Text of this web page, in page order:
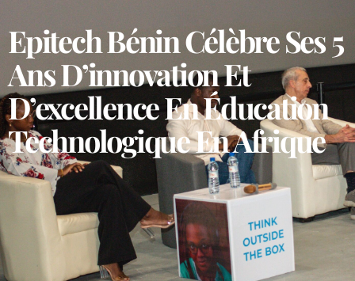
Epitech Bénin Célèbre Ses 5
Ans D’innovation Et
D’excellence En Éducation
Technologique En Afrique